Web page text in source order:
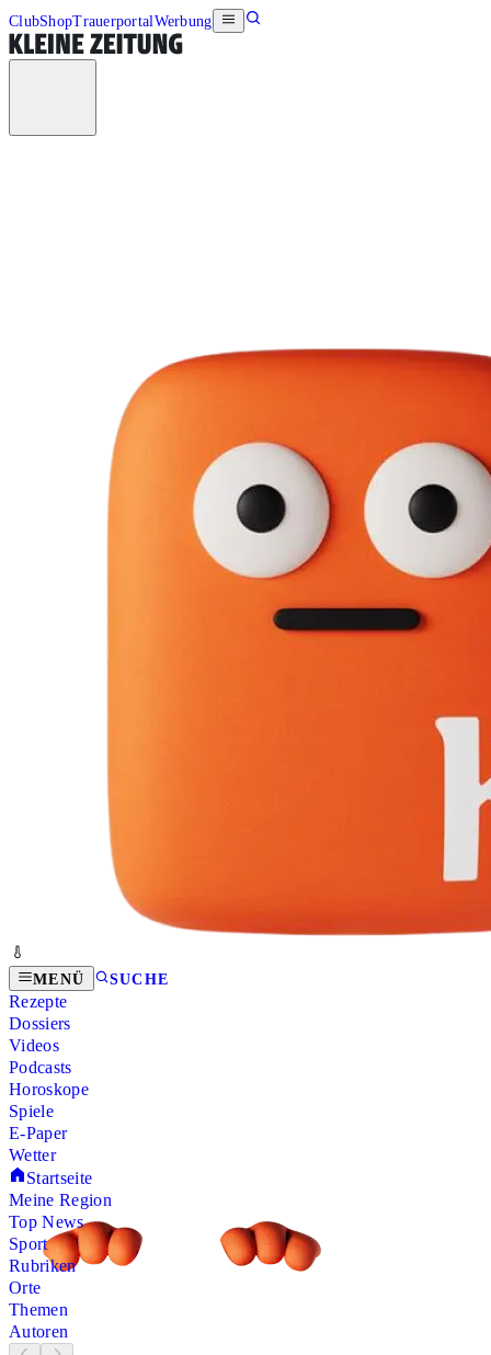
ClubShopTrauerportalWerbung
MENÜ SUCHE
Rezepte
Dossiers
Videos
Podcasts
Horoskope
Spiele
E-Paper
Wetter
Startseite
Meine Region
Top News
Sport
Rubriken
Orte
Themen
Autoren